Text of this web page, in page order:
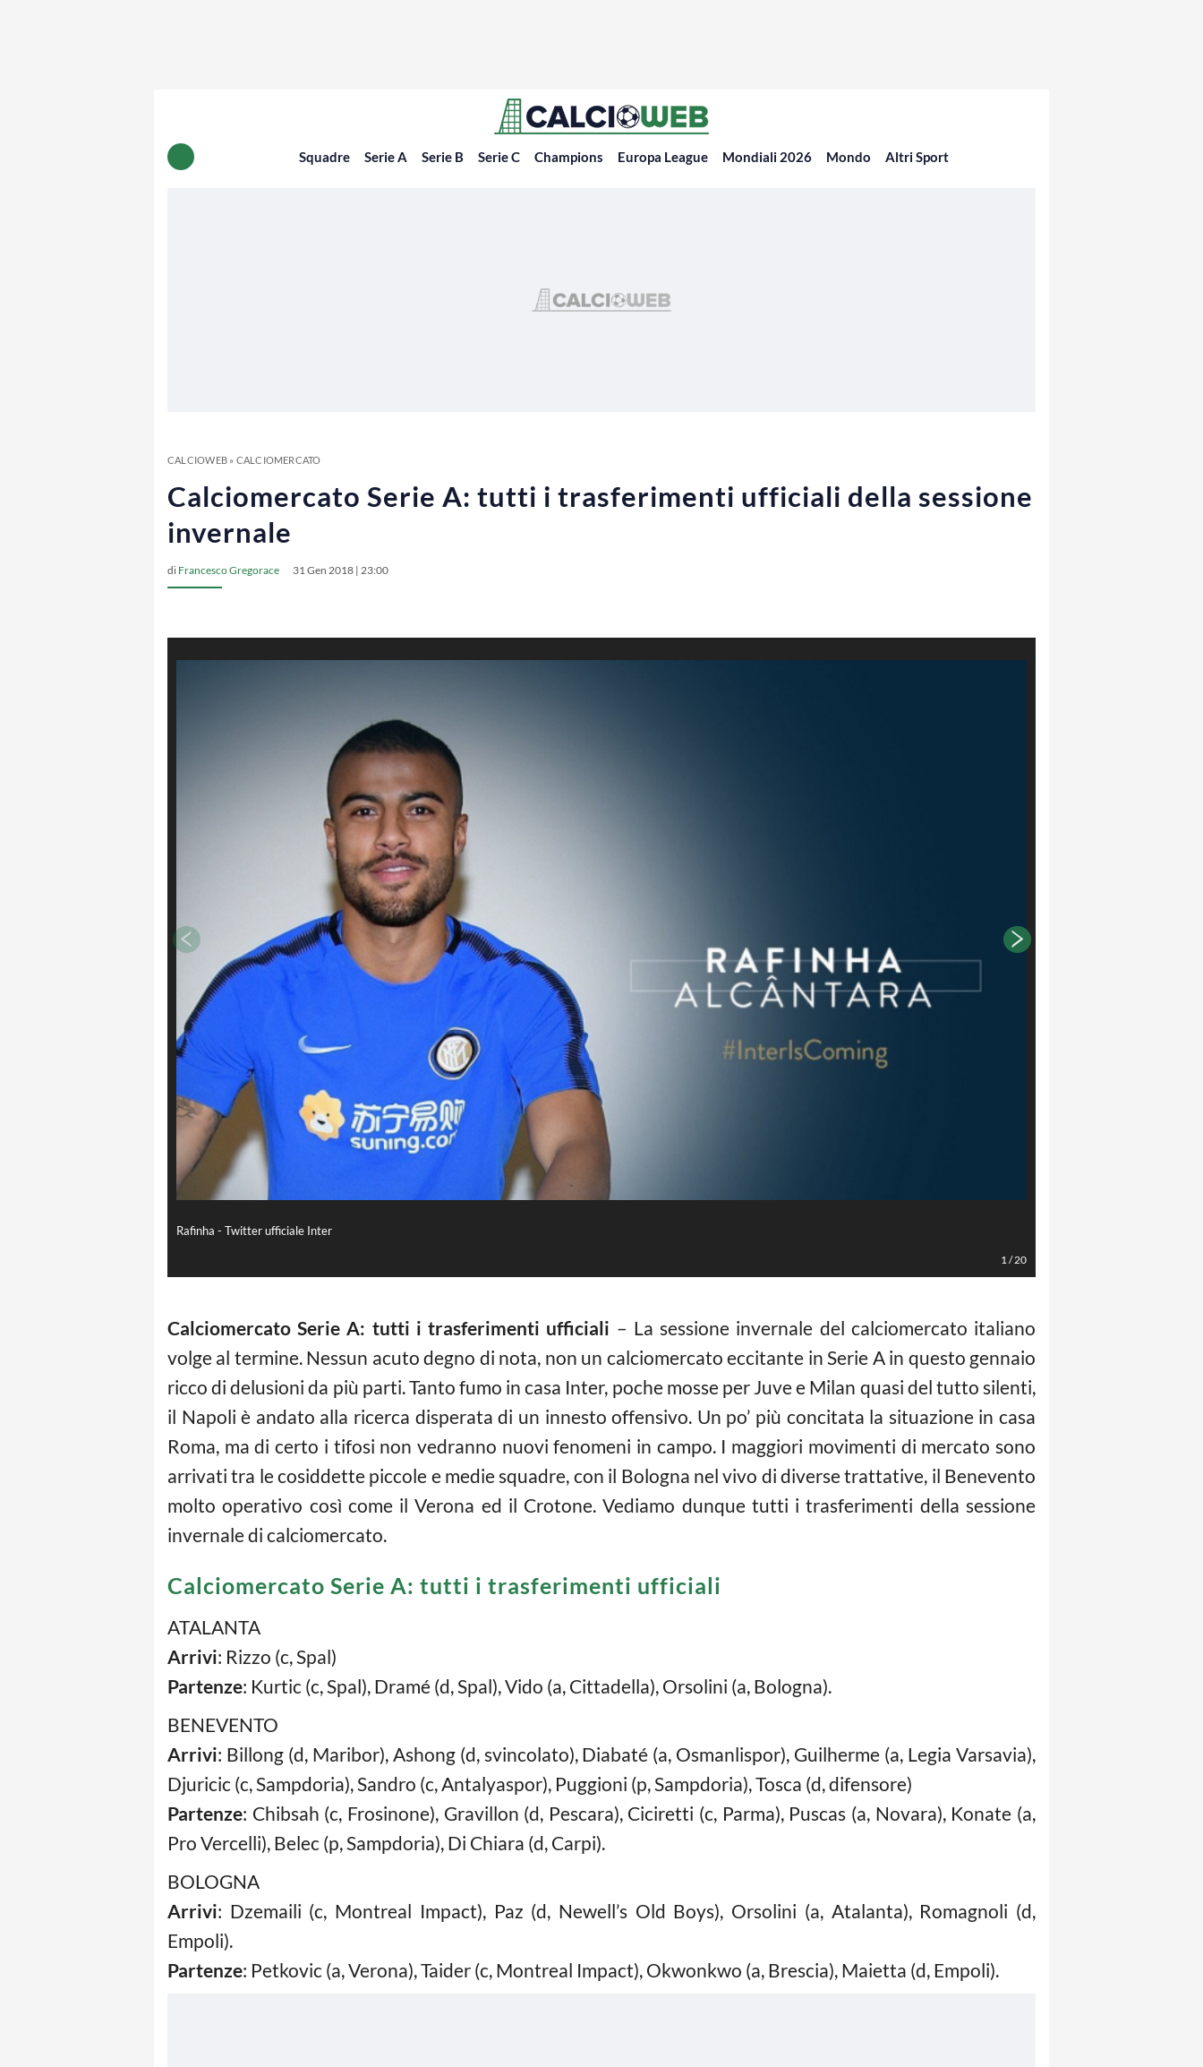
Squadre Serie A Serie B Serie C Champions Europa League Mondiali 2026 Mondo Altri Sport
CALCIOWEB» CALCIOMERCATO
Calciomercato Serie A: tutti i trasferimenti ufficiali della sessione
invernale
di Francesco Gregorace 31 Gen 2018 | 23:00
Rafinha - Twitter ufficiale Inter
1/20
Calciomercato Serie A: tutti i trasferimenti ufficiali – La sessione invernale del calciomercato italiano
volge al termine. Nessun acuto degno di nota, non un calciomercato eccitante in Serie A in questo gennaio
ricco di delusioni da più parti. Tanto fumo in casa Inter, poche mosse per Juve e Milan quasi del tutto silenti,
il Napoli è andato alla ricerca disperata di un innesto offensivo. Un po’ più concitata la situazione in casa
Roma, ma di certo i tifosi non vedranno nuovi fenomeni in campo. I maggiori movimenti di mercato sono
arrivati tra le cosiddette piccole e medie squadre, con il Bologna nel vivo di diverse trattative, il Benevento
molto operativo così come il Verona ed il Crotone. Vediamo dunque tutti i trasferimenti della sessione
invernale di calciomercato.
Calciomercato Serie A: tutti i trasferimenti ufficiali
ATALANTA
Arrivi: Rizzo (c, Spal)
Partenze: Kurtic (c, Spal), Dramé (d, Spal), Vido (a, Cittadella), Orsolini (a, Bologna).
BENEVENTO
Arrivi: Billong (d, Maribor), Ashong (d, svincolato), Diabaté (a, Osmanlispor), Guilherme (a, Legia Varsavia),
Djuricic (c, Sampdoria), Sandro (c, Antalyaspor), Puggioni (p, Sampdoria), Tosca (d, difensore)
Partenze: Chibsah (c, Frosinone), Gravillon (d, Pescara), Ciciretti (c, Parma), Puscas (a, Novara), Konate (a,
Pro Vercelli), Belec (p, Sampdoria), Di Chiara (d, Carpi).
BOLOGNA
Arrivi: Dzemaili (c, Montreal Impact), Paz (d, Newell’s Old Boys), Orsolini (a, Atalanta), Romagnoli (d,
Empoli).
Partenze: Petkovic (a, Verona), Taider (c, Montreal Impact), Okwonkwo (a, Brescia), Maietta (d, Empoli).